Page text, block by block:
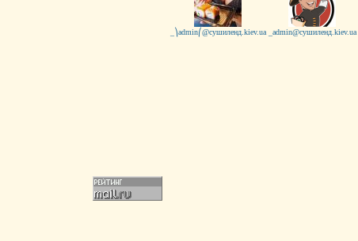
_⎞admin⎛@сушиленд.kiev.ua _admin@сушиленд.kiev.ua